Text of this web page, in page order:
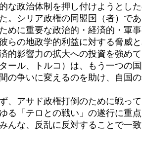
政治体制を押し付けようとした
シリア政権の同盟国（者）で
に重要な政治的・経済的・軍事
の地政学的利益に対する脅威
影響力の拡大への投資を強めて
ル、トルコ）は、もう一つの
争いに変えるのを助け、自国
アサド政権打倒のために戦っ
「テロとの戦い」の遂行に重点
な、反乱に反対することで一